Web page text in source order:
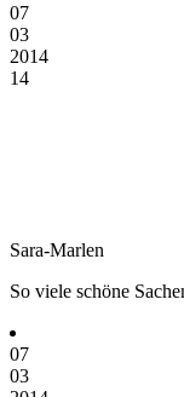
07
03
2014
14
Sara-Marlen
So viele schöne
07
03